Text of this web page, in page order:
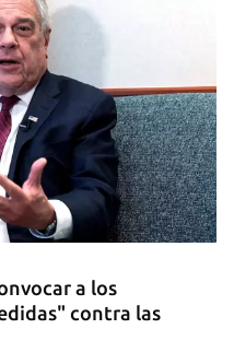
Brasil dona siete
a Cuba
a los
contra las